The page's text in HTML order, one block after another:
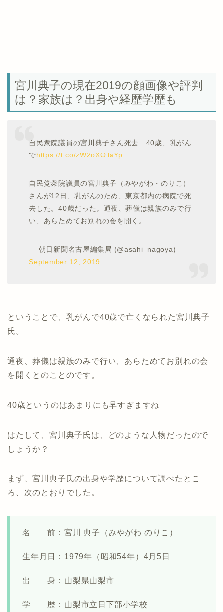
宮川典子の現在2019の顔画像や評判
は？家族は？出身や経歴学歴も
自民衆院議員の宮川典子さん死去 40歳、乳がん
でhttps://t.co/zW2oXOTaYp
自民党衆院議員の宮川典子（みやがわ・のりこ）
さんが12日、乳がんのため、東京都内の病院で死
去した。40歳だった。通夜、葬儀は親族のみで行
い、あらためてお別れの会を開く。
— 朝日新聞名古屋編集局 (@asahi_nagoya)
September 12, 2019
ということで、乳がんで40歳で亡くなられた宮川典子
氏。
通夜、葬儀は親族のみで行い、あらためてお別れの会
を開くとのことのです。
40歳というのはあまりにも早すぎますね
はたして、宮川典子氏は、どのような人物だったので
しょうか？
まず、宮川典子氏の出身や学歴について調べたとこ
ろ、次のとおりでした。
名 前：宮川 典子（みやがわ のりこ）
生年月日：1979年（昭和54年）4月5日
出 身：山梨県山梨市
学 歴：山梨市立日下部小学校